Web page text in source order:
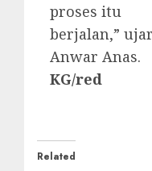
proses itu
berjalan,” ujar
Anwar Anas.
KG/red
Related